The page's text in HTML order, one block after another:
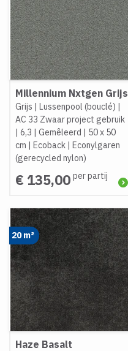
Millennium Nxtgen Grijs
Grijs | Lussenpool (bouclé) |
AC 33 Zwaar project gebruik
| 6,3 | Gemêleerd | 50 x 50
cm | Ecoback | Econylgaren
(gerecycled nylon)
€ 135,00 per partij
20 m²
Haze Basalt